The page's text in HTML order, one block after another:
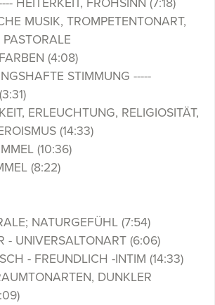
HEITERKEIT, FROHSINN (7:18)
MUSIK, TROMPETENTONART,
(4:08)
STIMMUNG -----
ERLEUCHTUNG, RELIGIOSITÄT,
(14:33)
(10:36)
(8:22)
NATURGEFÜHL (7:54)
- UNIVERSALTONART (6:06)
- FREUNDLICH -INTIM (14:33)
DUNKLER